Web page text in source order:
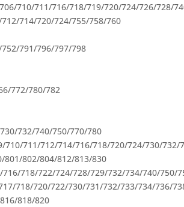
710/711/716/718/719/720/724/726/728/
714/720/724/755/758/760
791/796/797/798
772/780/782
732/740/750/770/780
710/711/712/714/716/718/720/724/730/
801/802/804/812/813/830
718/722/724/728/729/732/734/740/750/
718/720/722/730/731/732/733/734/736/
818/820